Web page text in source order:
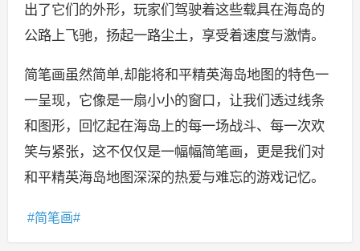
出了它们的外形，玩家们驾驶着这些载具在海岛的
公路上飞驰，扬起一路尘土，享受着速度与激情。
简笔画虽然简单,却能将和平精英海岛地图的特色一
一呈现，它像是一扇小小的窗口，让我们透过线条
和图形，回忆起在海岛上的每一场战斗、每一次欢
笑与紧张，这不仅仅是一幅幅简笔画，更是我们对
和平精英海岛地图深深的热爱与难忘的游戏记忆。
简笔画